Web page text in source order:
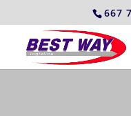
667